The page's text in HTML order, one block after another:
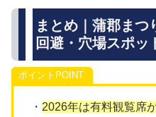
まとめ｜蒲郡まつ
回避・穴場スポッ
ポイント
・ 2026年は有料観覧席